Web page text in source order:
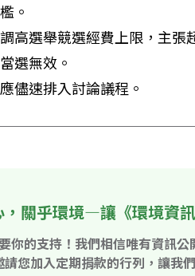
。
高選舉競選經費上限，主
選無效。
儘速排入討論議程。
，關乎環境—讓《環境資
你的支持！我們相信唯有資訊
請您加入定期捐款的行列，讓我